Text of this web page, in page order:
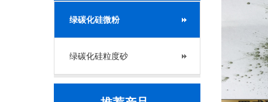
绿碳化硅微粉
绿碳化硅粒度砂